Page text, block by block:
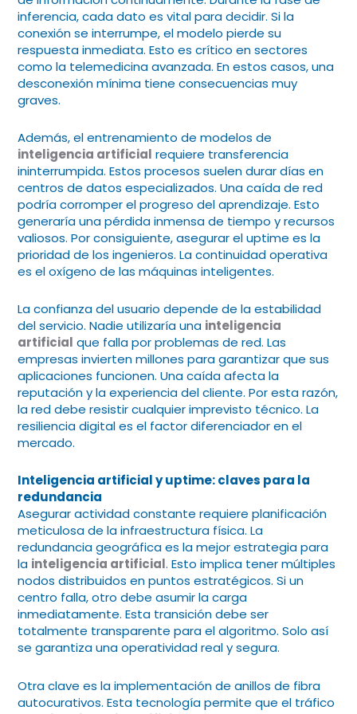
inferencia, cada dato es vital para decidir. Si la
conexión se interrumpe, el modelo pierde su
respuesta inmediata. Esto es crítico en sectores
como la telemedicina avanzada. En estos casos, una
desconexión mínima tiene consecuencias muy
graves.
Además, el entrenamiento de modelos de
inteligencia artificial requiere transferencia
ininterrumpida. Estos procesos suelen durar días en
centros de datos especializados. Una caída de red
podría corromper el progreso del aprendizaje. Esto
generaría una pérdida inmensa de tiempo y recursos
valiosos. Por consiguiente, asegurar el uptime es la
prioridad de los ingenieros. La continuidad operativa
es el oxígeno de las máquinas inteligentes.
La confianza del usuario depende de la estabilidad
del servicio. Nadie utilizaría una inteligencia
artificial que falla por problemas de red. Las
empresas invierten millones para garantizar que sus
aplicaciones funcionen. Una caída afecta la
reputación y la experiencia del cliente. Por esta razón,
la red debe resistir cualquier imprevisto técnico. La
resiliencia digital es el factor diferenciador en el
mercado.
Inteligencia artificial y uptime: claves para la
redundancia
Asegurar actividad constante requiere planificación
meticulosa de la infraestructura física. La
redundancia geográfica es la mejor estrategia para
la inteligencia artificial. Esto implica tener múltiples
nodos distribuidos en puntos estratégicos. Si un
centro falla, otro debe asumir la carga
inmediatamente. Esta transición debe ser
totalmente transparente para el algoritmo. Solo así
se garantiza una operatividad real y segura.
Otra clave es la implementación de anillos de fibra
autocurativos. Esta tecnología permite que el tráfico